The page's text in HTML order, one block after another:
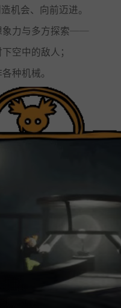
机会、向前迈进。
象力与多方探索──
空中的敌人；
种机械。